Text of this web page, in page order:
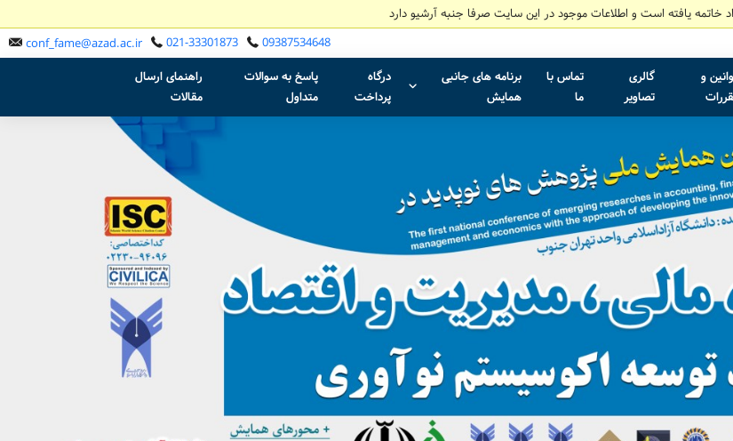
خاتمه یافته است و اطلاعات موجود در این سایت صرفا جنبه آرشیو دارد
09387534648
021-33301873
conf_fame@azad.ac.ir
و
گالری
تصاویر
تماس با
ما
برنامه های جانبی
همایش
درگاه
پرداخت
پاسخ به سوالات
متداول
راهنمای ارسال
مقالات